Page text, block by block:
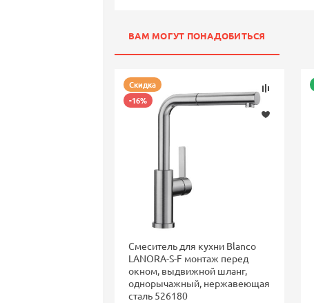
ВАМ МОГУТ ПОНАДОБИТЬСЯ
Скидка
-16%
Смеситель для кухни Blanco
LANORA-S-F монтаж перед
окном, выдвижной шланг,
однорычажный, нержавеющая
сталь 526180